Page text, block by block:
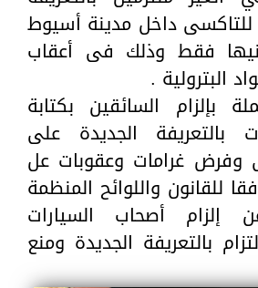
للتاكسى داخل مدينة أسيوط
فقط وذلك فى أعقاب
البترولية .
بإلزام السائقين بكتابة
بالتعريفة الجديدة على
وفرض غرامات وعقوبات عل
للقانون واللوائح المنظمة
إلزام أصحاب السيارات
بالتعريفة الجديدة ومنع